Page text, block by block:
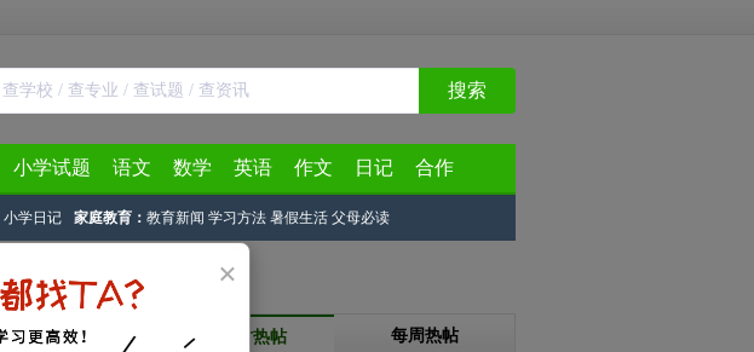
×
搜索
小学试题 语文 数学 英语 作文 日记 合作
小学日记 家庭教育： 教育新闻 学习方法 暑假生活 父母必读
24小时热帖 每周热帖